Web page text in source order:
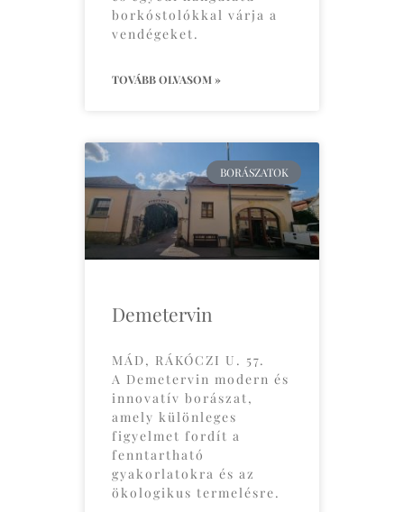
borkóstolókkal várja a
vendégeket.
TOVÁBB OLVASOM »
BORÁSZATOK
Demetervin
MÁD, RÁKÓCZI U. 57.
A Demetervin modern és
innovatív borászat,
amely különleges
figyelmet fordít a
fenntartható
gyakorlatokra és az
ökologikus termelésre.